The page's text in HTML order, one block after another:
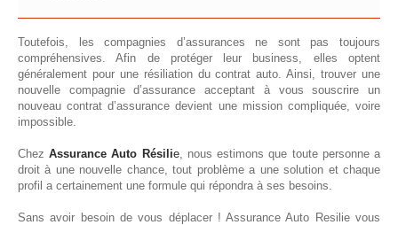
Toutefois, les compagnies d’assurances ne sont pas toujours
compréhensives. Afin de protéger leur business, elles optent
généralement pour une résiliation du contrat auto. Ainsi, trouver une
nouvelle compagnie d’assurance acceptant à vous souscrire un
nouveau contrat d’assurance devient une mission compliquée, voire
impossible.
ChezAssurance Auto Résilie, nous estimons que toute personne a
droit à une nouvelle chance, tout problème a une solution et chaque
profil a certainement une formule qui répondra à ses besoins.
Sans avoir besoin de vous déplacer ! Assurance Auto Resilie vous